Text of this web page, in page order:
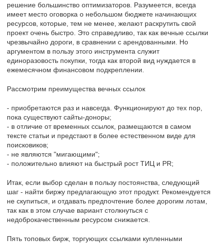
решение большинство оптимизаторов. Разумеется, всегда
имеет место оговорка о небольшом бюджете начинающих
ресурсов, которые, тем не менее, желают раскрутить свой
проект очень быстро. Это справедливо, так как вечные ссылки
чрезвычайно дороги, в сравнении с арендованными. Но
аргументом в пользу этого инструмента служит
единоразовость покупки, тогда как второй вид нуждается в
ежемесячном финансовом подкреплении.
Рассмотрим преимущества вечных ссылок
- приобретаются раз и навсегда. Функционируют до тех пор,
пока существуют сайты-доноры;
- в отличие от временных ссылок, размещаются в самом
тексте статьи и предстают в более естественном виде для
поисковиков;
- не являются "мигающими";
- положительно влияют на быстрый рост ТИЦ и PR;
Итак, если выбор сделан в пользу постоянства, следующий
шаг - найти биржу предлагающую этот продукт. Рекомендуется
не скупиться, и отдавать предпочтение более дорогим лотам,
так как в этом случае вариант столкнуться с
недоброкачественным ресурсом снижается.
Пять топовых бирж, торгующих ссылками купленными